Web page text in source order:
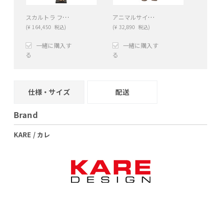
スカルトラ フロアランプ
(¥ 164,450 税込)
一緒に購入す
る
アニマルサイドテーブル エレファント
(¥ 32,890 税込)
一緒に購入す
る
仕様・サイズ 配送
Brand
KARE / カレ